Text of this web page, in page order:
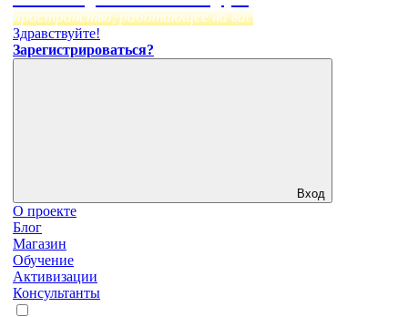
пространство, работающее на вас
Здравствуйте!
Зарегистрироваться?
Вход
О проекте
Блог
Магазин
Обучение
Активизации
Консультанты